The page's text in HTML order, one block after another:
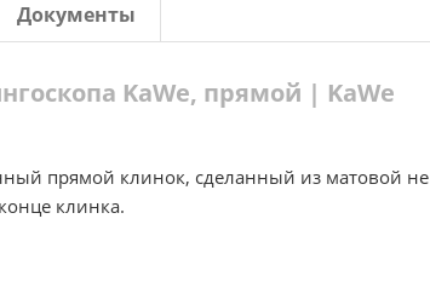
Документы
KaWe, прямой | KaWe
прямой клинок, сделанный из матовой не
клинка.